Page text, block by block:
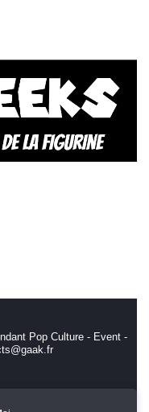
Pop Culture - Event -